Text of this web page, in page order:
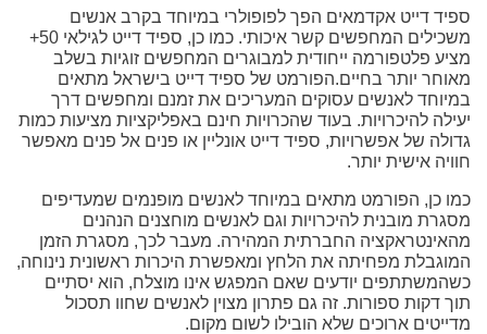
ספיד דייט אקדמאים הפך לפופולרי במיוחד בקרב אנשים
משכילים המחפשים קשר איכותי. כמו כן, ספיד דייט לגילאי 50+
מציע פלטפורמה ייחודית למבוגרים המחפשים זוגיות בשלב
מאוחר יותר בחיים.הפורמט של ספיד דייט בישראל מתאים
במיוחד לאנשים עסוקים המעריכים את זמנם ומחפשים דרך
יעילה להיכרויות. בעוד שהכרויות חינם באפליקציות מציעות כמות
גדולה של אפשרויות, ספיד דייט אונליין או פנים אל פנים מאפשר
חוויה אישית יותר.
כמו כן, הפורמט מתאים במיוחד לאנשים מופנמים שמעדיפים
מסגרת מובנית להיכרויות וגם לאנשים מוחצנים הנהנים
מהאינטראקציה החברתית המהירה. מעבר לכך, מסגרת הזמן
המוגבלת מפחיתה את הלחץ ומאפשרת היכרות ראשונית נינוחה,
כשהמשתתפים יודעים שאם המפגש אינו מוצלח, הוא יסתיים
תוך דקות ספורות. זה גם פתרון מצוין לאנשים שחוו תסכול
מדייטים ארוכים שלא הובילו לשום מקום.